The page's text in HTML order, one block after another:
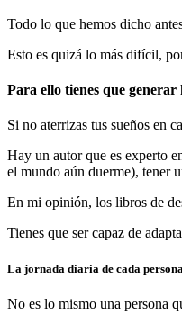
Todo lo que hemos dicho
Esto es quizá lo más difícil,
Para ello tienes que generar
Si no aterrizas tus sueños en
Hay un autor que es experto
el mundo aún duerme), tener
En mi opinión, los libros de
Tienes que ser capaz de
La jornada diaria de cada
No es lo mismo una persona